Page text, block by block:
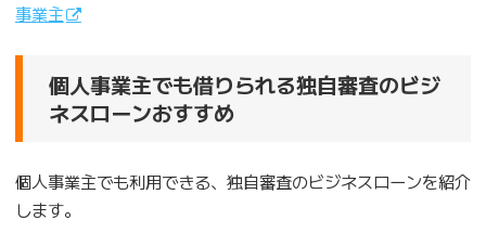
事業主
個人事業主でも借りられる独自審査のビジ
ネスローンおすすめ
個人事業主でも利用できる、独自審査のビジネスローンを紹介
します。